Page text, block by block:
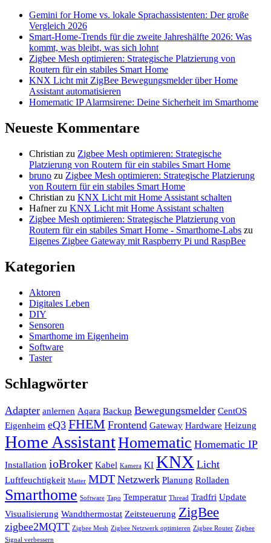
Gemini for Home vs. lokale Sprachassistenten: Der große
Vergleich 2026
Smart-Home-Trends für die zweite Jahreshälfte 2026: Was
kommt, was bleibt, was sich lohnt
Zigbee Mesh optimieren: Strategische Platzierung von
Routern für ein stabiles Smart Home
KNX Licht mit ZigBee Bewegungsmelder über Home
Assistant automatisieren
Homematic IP Alarmsirene: Deine Sicherheit im Smarthome
Neueste Kommentare
Christian zu Zigbee Mesh optimieren: Strategische
Platzierung von Routern für ein stabiles Smart Home
bruno zu Zigbee Mesh optimieren: Strategische Platzierung
von Routern für ein stabiles Smart Home
Christian zu KNX Licht mit Home Assistant schalten
Hafnerzu KNX Licht mit Home Assistant schalten
Zigbee Mesh optimieren: Strategische Platzierung von
Routern für ein stabiles Smart Home - Smarthome-Labs zu
Eigenes Zigbee Gateway mit Raspberry Pi und RaspBee
Kategorien
Aktoren
Digitales Leben
DIY
Sensoren
Smarthome im Eigenheim
Software
Taster
Schlagwörter
Adapter anlernen Aqara Backup Bewegungsmelder CentOS
Eigenheim eQ3 FHEM Frontend Gateway Hardware Heizung
Home AssistantHomematic Homematic IP
Installation ioBroker Kabel Kamera KI KNX Licht
Luftfeuchtigkeit Matter MDT Netzwerk Planung Rolladen
Smarthome Software Tapo Temperatur Thread Tradfri Update
Visualisierung Wandthermostat Zeitsteuerung ZigBee
zigbee2MQTT Zigbee Mesh Zigbee Netzwerk optimieren Zigbee Router Zigbee
Signal verbessern